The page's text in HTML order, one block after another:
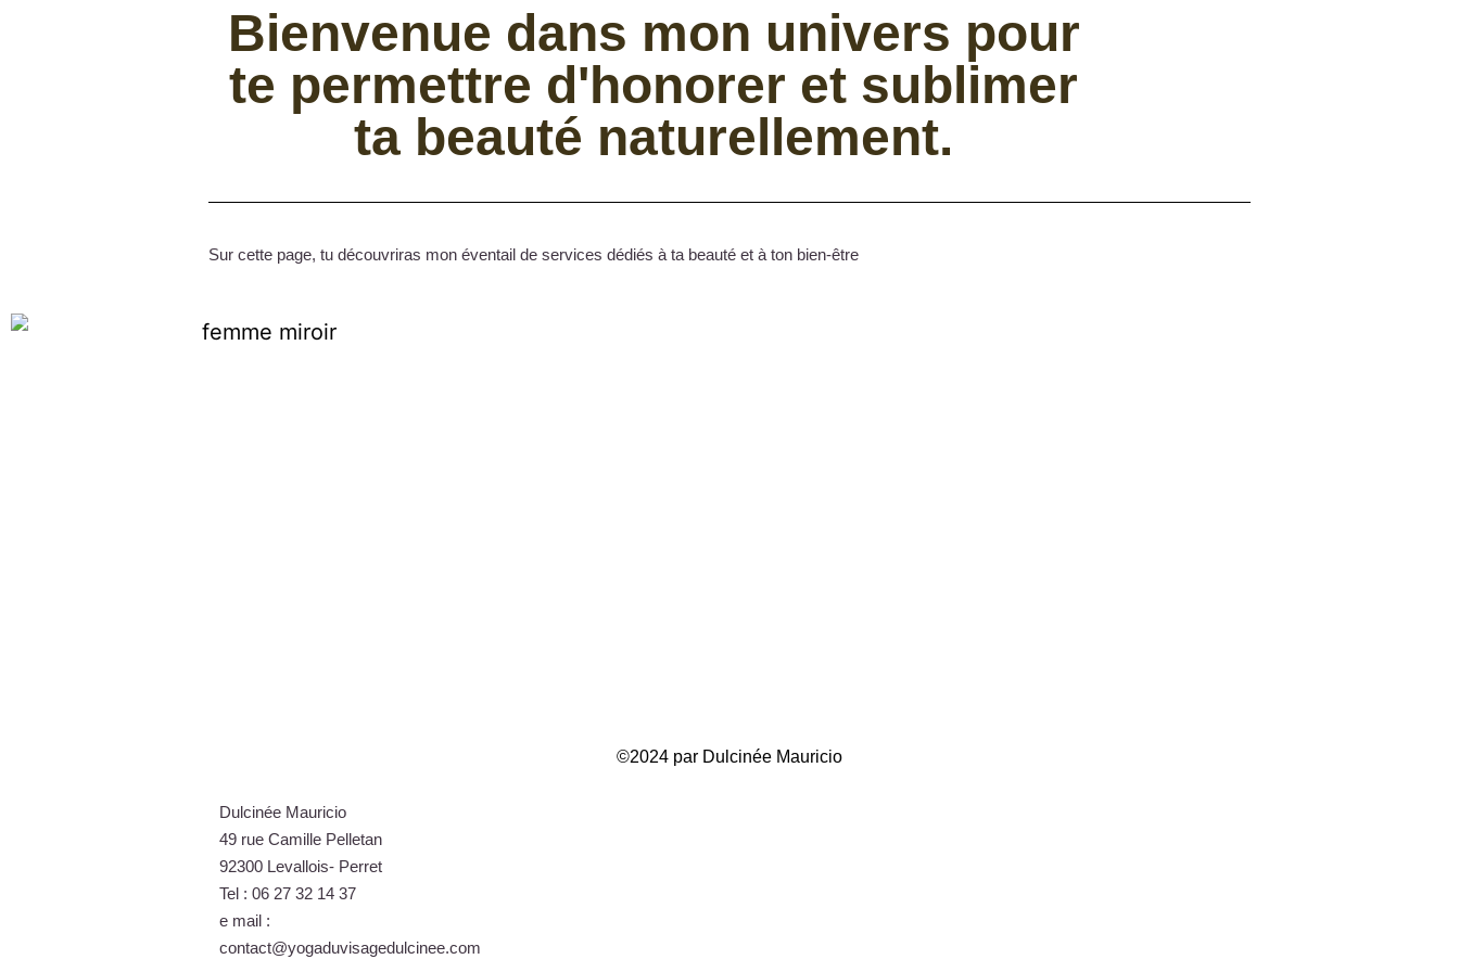
Bienvenue dans mon univers pour
te permettre d'honorer et sublimer
ta beauté naturellement.
Sur cette page, tu découvriras mon éventail de services dédiés à ta beauté et à ton bien-être
©2024 par Dulcinée Mauricio
Dulcinée Mauricio
49 rue Camille Pelletan
92300 Levallois- Perret
Tel : 06 27 32 14 37
e mail :
contact@yogaduvisagedulcinee.com